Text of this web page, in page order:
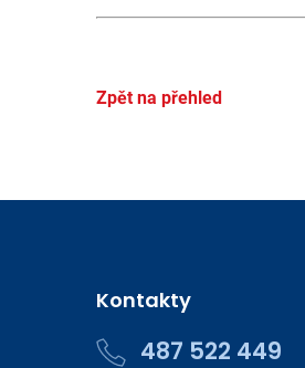
Zpět na přehled
Kontakty
487 522 449